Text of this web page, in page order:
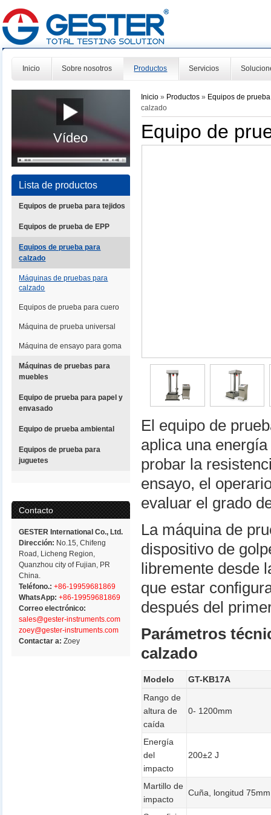
Inicio Sobre nosotros Productos Servicios
Vídeo
Lista de productos
Equipos de prueba para tejidos
Equipos de prueba de EPP
Equipos de prueba para
calzado
Máquinas de pruebas para
calzado
Equipos de prueba para cuero
Máquina de prueba universal
Máquina de ensayo para goma
Máquinas de pruebas para
muebles
Equipo de prueba para papel y
envasado
Equipo de prueba ambiental
Equipos de prueba para
juguetes
Contacto
GESTER International Co., Ltd.
Dirección: No.15, Chifeng
Road, Licheng Region,
Quanzhou city of Fujian, PR
China.
Teléfono.: +86-19959681869
WhatsApp: +86-19959681869
Correo electrónico:
sales@gester-instruments.com
zoey@gester-instruments.com
Contactar a:Zoey
Inicio » Productos» Equipos de
calzado
Equipo de
El equipo de
aplica una
probar la
ensayo, el
evaluar el grado
La máquina de
dispositivo de
libremente desde
que estar
después del
Parámetros
calzado
Modelo
GT-KB17A
Rango de
altura de
caída
0- 1200mm
Energía
del
impacto
200±2 J
Martillo de
impacto
Cuña, longitud